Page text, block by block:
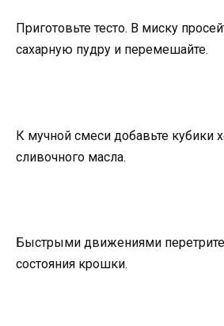
Приготовьте тесто. В миску
сахарную пудру и перемешайте.
К мучной смеси добавьте кубики
сливочного масла.
Быстрыми движениями
состояния крошки.